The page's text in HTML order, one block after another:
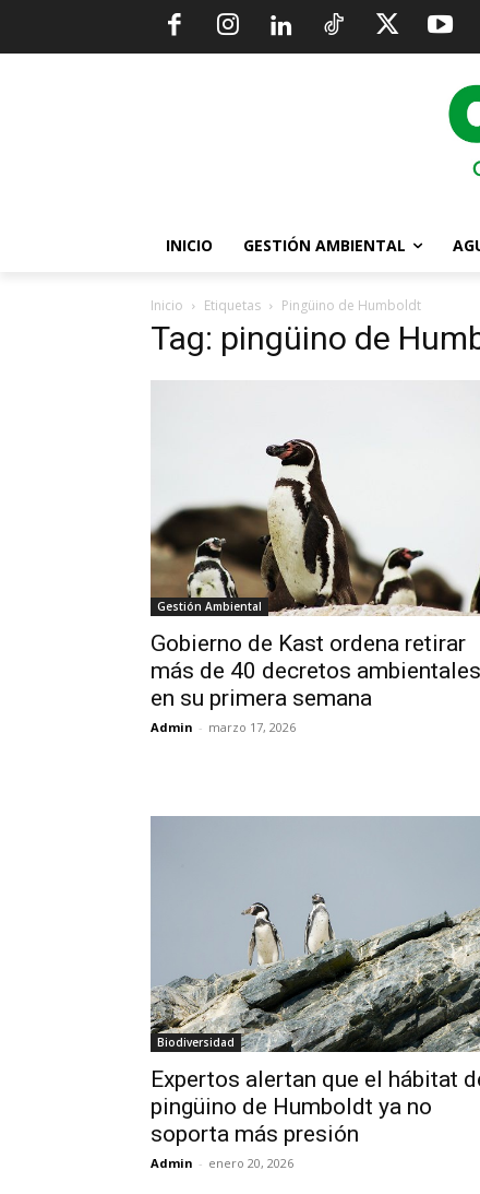
INICIO GESTIÓN AMBIENTAL
Inicio Etiquetas Pingüino de Humboldt
Tag: pingüino de
Gestión Ambiental
Gobierno de Kast ordena retirar
más de 40 decretos ambientales
en su primera semana
Admin - marzo 17, 2026
Biodiversidad
Expertos alertan que el hábitat
pingüino de Humboldt ya no
soporta más presión
Admin - enero 20, 2026